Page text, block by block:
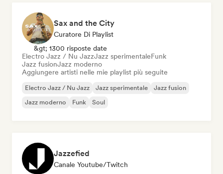
Sax and the City
Curatore Di Playlist
&gt; 1300 risposte date
Electro Jazz / Nu JazzJazz sperimentaleFunk
Jazz fusionJazz moderno
Aggiungere artisti nelle mie playlist più seguite
Electro Jazz / Nu Jazz Jazz sperimentale
Jazz fusion
Jazz moderno
Funk Soul
Jazzefied
Canale Youtube/Twitch